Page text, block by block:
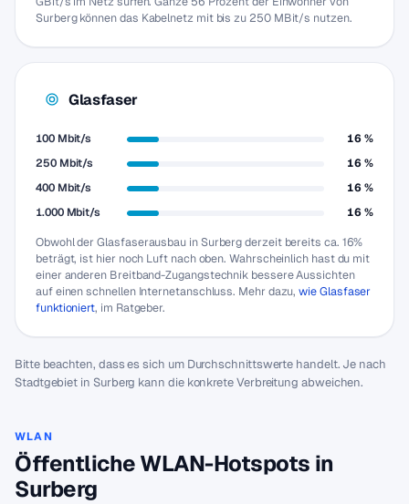
Surberg können das Kabelnetz mit bis zu 250 MBit/s nutzen.
Glasfaser
100 Mbit/s
16 %
250 Mbit/s
16 %
400 Mbit/s
16 %
1.000 Mbit/s
16 %
Obwohl der Glasfaserausbau in Surberg derzeit bereits ca. 16%
beträgt, ist hier noch Luft nach oben. Wahrscheinlich hast du mit
einer anderen Breitband-Zugangstechnik bessere Aussichten
auf einen schnellen Internetanschluss. Mehr dazu,wie Glasfaser
funktioniert, im Ratgeber.
Bitte beachten, dass es sich um Durchschnittswerte handelt. Je nach
Stadtgebiet in Surberg kann die konkrete Verbreitung abweichen.
WLAN
Öffentliche WLAN-Hotspots in
Surberg